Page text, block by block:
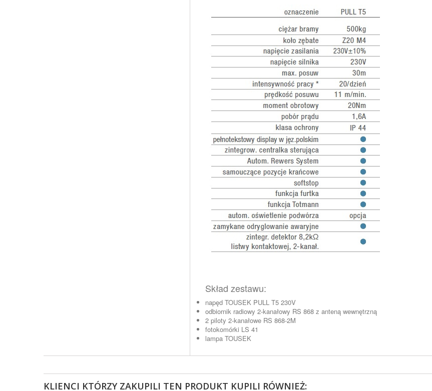
Skład zestawu:
napęd TOUSEK PULL T5 230V
odbiornik radiowy 2-kanałowy RS 868 z anteną wewnętrzną
2 piloty 2-kanałowe RS 868-2M
fotokomórki LS 41
lampa TOUSEK
KLIENCI KTÓRZY ZAKUPILI TEN PRODUKT KUPILI RÓWNIEŻ: